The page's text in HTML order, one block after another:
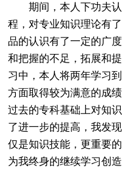
期间，本人下功夫认
程，对专业知识理论有
品的认识有了一定的广
和把握的不足，拓展和
习中，本人将两年学习
方面取得较为满意的成
过去的专科基础上对知
了进一步的提高，我发
仅是知识技能，更重要
为我终身的继续学习创